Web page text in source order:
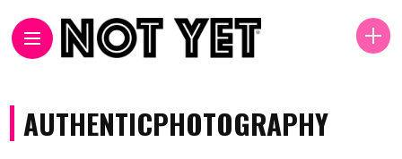
AUTHENTICPHOTOGRAPHY